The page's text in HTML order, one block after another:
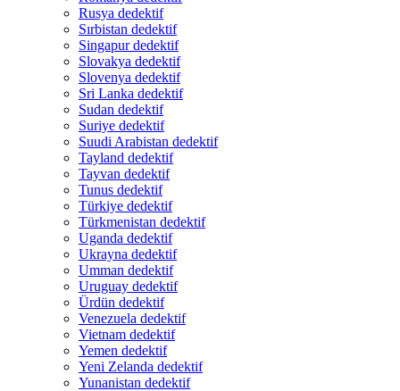
Rusya dedektif
Sırbistan dedektif
Singapur dedektif
Slovakya dedektif
Slovenya dedektif
Sri Lanka dedektif
Sudan dedektif
Suriye dedektif
Suudi Arabistan dedektif
Tayland dedektif
Tayvan dedektif
Tunus dedektif
Türkiye dedektif
Türkmenistan dedektif
Uganda dedektif
Ukrayna dedektif
Umman dedektif
Uruguay dedektif
Ürdün dedektif
Venezuela dedektif
Vietnam dedektif
Yemen dedektif
Yeni Zelanda dedektif
Yunanistan dedektif